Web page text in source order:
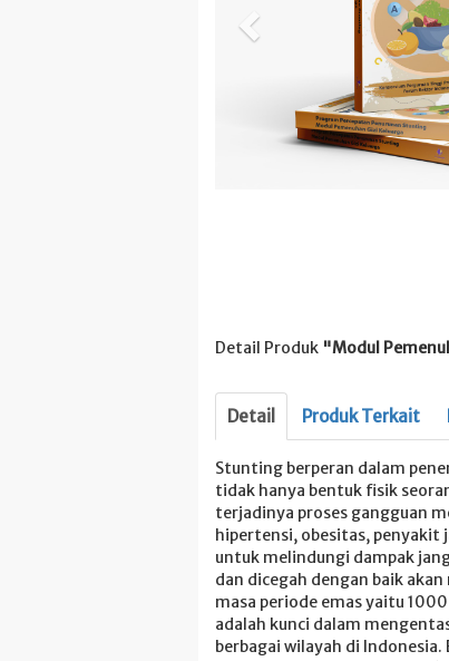
Detail Produk "Modul
Detail Produk Terkait
Stunting berperan dalam
tidak hanya bentuk fisik
terjadinya proses gangguan
hipertensi, obesitas, penyakit
untuk melindungi dampak
dan dicegah dengan baik
masa periode emas yaitu
adalah kunci dalam
berbagai wilayah di